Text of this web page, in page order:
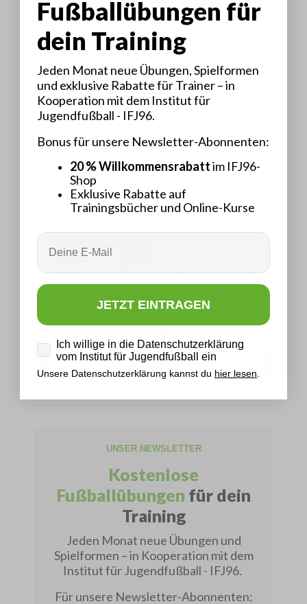
5 Xabi Alonso
29,95 €
KAUFEN
MEHR
ANZEIGEN
UNSER NEWSLETTER
Kostenlose
Fußballübungen für dein
Training
Jeden Monat neue Übungen und
Spielformen – in Kooperation mit dem
Institut für Jugendfußball - IFJ96.
Für unsere Newsletter-Abonnenten:
Fußballübungen für
dein Training
Jeden Monat neue Übungen, Spielformen
und exklusive Rabatte für Trainer – in
Kooperation mit dem Institut für
Jugendfußball - IFJ96.
Bonus für unsere Newsletter-Abonnenten:
20 % Willkommensrabattim IFJ96-
Shop
Exklusive Rabatte auf
Trainingsbücher und Online-Kurse
Email
JETZT EINTRAGEN
Datenschutz
Ich willige in die Datenschutzerklärung
vom Institut für Jugendfußball ein
Unsere Datenschutzerklärung kannst du hier lesen